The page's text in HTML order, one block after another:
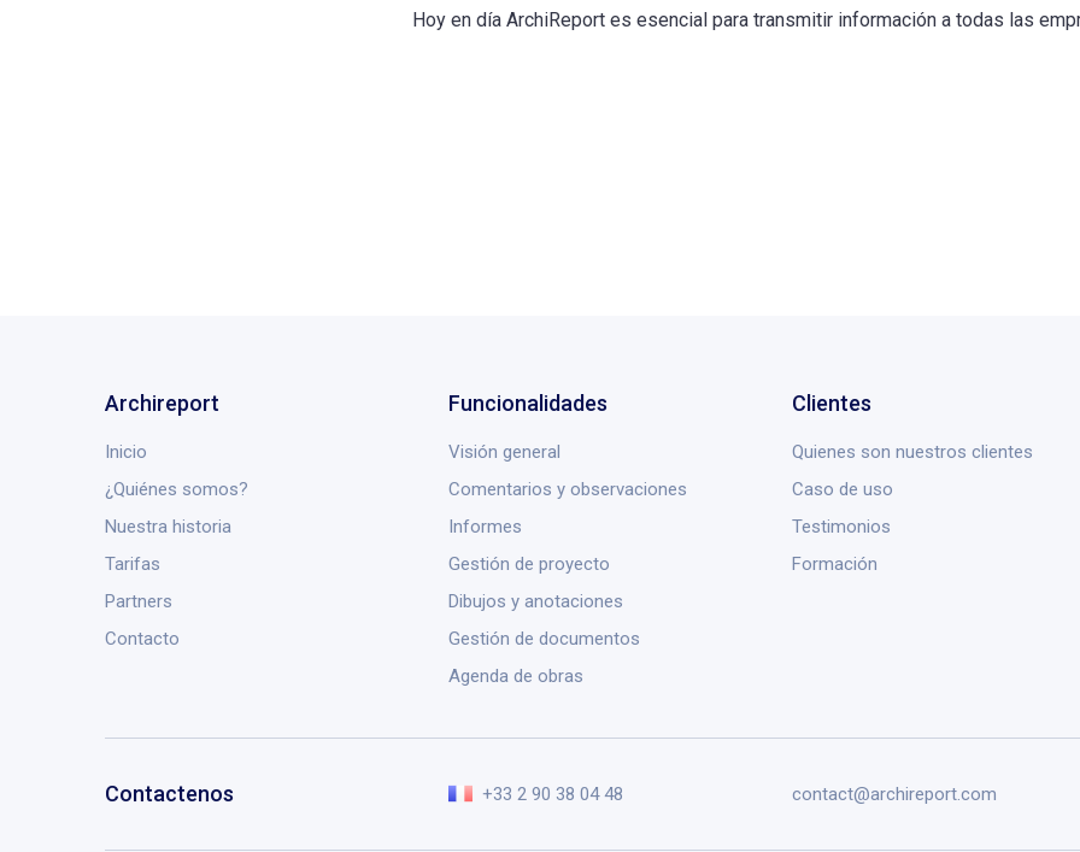
Hoy en día ArchiReport es esencial para transmitir información a todas las
Archireport
Inicio
¿Quiénes somos?
Nuestra historia
Tarifas
Partners
Contacto
Funcionalidades
Visión general
Comentarios y observaciones
Informes
Gestión de proyecto
Dibujos y anotaciones
Gestión de documentos
Agenda de obras
Clientes
Quienes son nuestros clientes
Caso de uso
Testimonios
Formación
Contactenos +33 2 90 38 04 48 contact@archireport.com